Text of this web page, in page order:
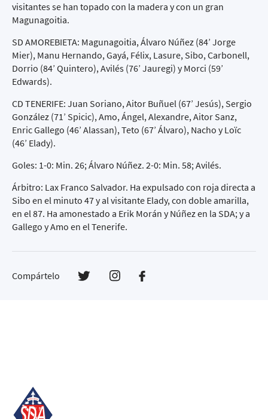
visitantes se han topado con la madera y con un gran
Magunagoitia.
SD AMOREBIETA: Magunagoitia, Álvaro Núñez (84’ Jorge
Mier), Manu Hernando, Gayá, Félix, Lasure, Sibo, Carbonell,
Dorrio (84’ Quintero), Avilés (76’ Jauregi) y Morci (59’
Edwards).
CD TENERIFE: Juan Soriano, Aitor Buñuel (67’ Jesús), Sergio
González (71’ Spicic), Amo, Ángel, Alexandre, Aitor Sanz,
Enric Gallego (46’ Alassan), Teto (67’ Álvaro), Nacho y Loïc
(46’ Elady).
Goles: 1-0: Min. 26; Álvaro Núñez. 2-0: Min. 58; Avilés.
Árbitro: Lax Franco Salvador. Ha expulsado con roja directa a
Sibo en el minuto 47 y al visitante Elady, con doble amarilla,
en el 87. Ha amonestado a Erik Morán y Núñez en la SDA; y a
Gallego y Amo en el Tenerife.
Compártelo